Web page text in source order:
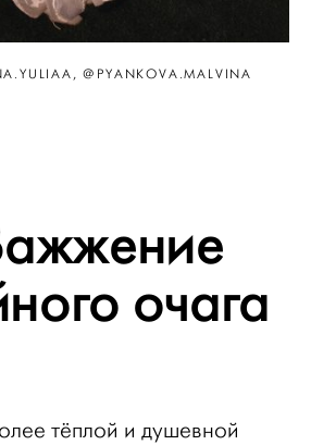
@PYANKOVA.MALVINA
очага
тёплой и душевной